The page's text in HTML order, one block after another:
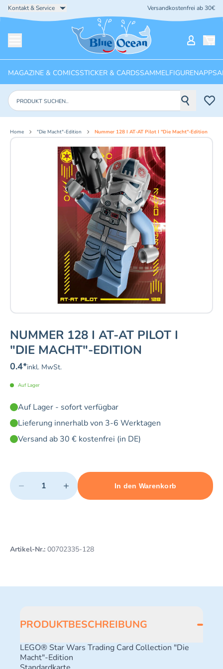
Kontakt & Service Versandkostenfrei ab 30€
Startseite
MAGAZINE & COMICSSTICKER & CARDSSAMMELFIGURENAPPS
Produkte suchen
Home "Die Macht"-Edition Nummer 128 I AT-AT Pilot I "Die Macht"-Edition
NUMMER 128 I AT-AT PILOT I
"DIE MACHT"-EDITION
0.4*inkl. MwSt.
Auf Lager
Auf Lager - sofort verfügbar
Lieferung innerhalb von 3-6 Werktagen
Versand ab 30 € kostenfrei (in DE)
Quantity
− +
Minimum quantity: 1 Maximum quantity: 3
In den Warenkorb
Add 1 item to cart
Artikel-Nr.: 00702335-128
PRODUKTBESCHREIBUNG
LEGO® Star Wars Trading Card Collection "Die
Macht"-Edition